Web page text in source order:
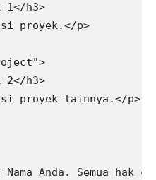
1</h3>
proyek.</p>
2</h3>
proyek lainnya.</p>
Nama Anda. Semua hak